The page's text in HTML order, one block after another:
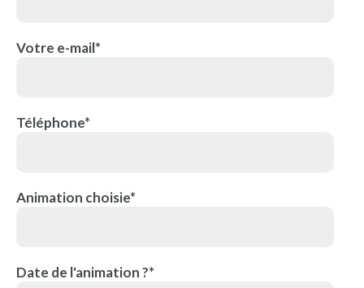
Votre e-mail*
Téléphone*
Animation choisie*
Date de l'animation ?*